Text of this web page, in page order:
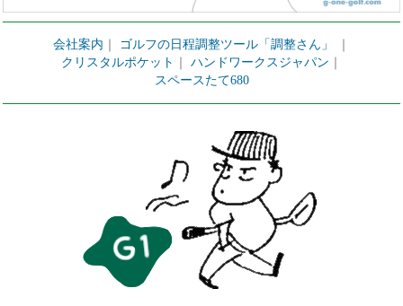
会社案内 ゴルフの日程調整ツール「調整さん」
クリスタルポケット
ハンドワークスジャパン
スペースたて680